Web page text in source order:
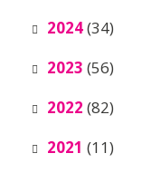
2024(34)
2023 (56)
2022 (82)
2021 (11)